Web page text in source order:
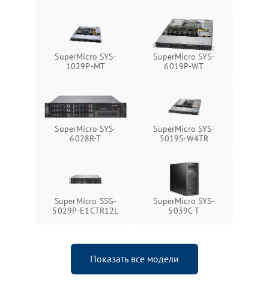
SuperMicro SYS-
1029P-MT
SuperMicro SYS-
6019P-WT
SuperMicro SYS-
6028R-T
SuperMicro SYS-
5019S-W4TR
SuperMicro SSG-
5029P-E1CTR12L
SuperMicro SYS-
5039C-T
Показать все модели